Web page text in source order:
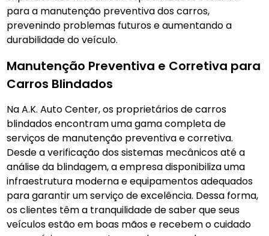
para a manutenção preventiva dos carros,
prevenindo problemas futuros e aumentando a
durabilidade do veículo.
Manutenção Preventiva e Corretiva para
Carros Blindados
Na A.K. Auto Center, os proprietários de carros
blindados encontram uma gama completa de
serviços de manutenção preventiva e corretiva.
Desde a verificação dos sistemas mecânicos até a
análise da blindagem, a empresa disponibiliza uma
infraestrutura moderna e equipamentos adequados
para garantir um serviço de excelência. Dessa forma,
os clientes têm a tranquilidade de saber que seus
veículos estão em boas mãos e recebem o cuidado